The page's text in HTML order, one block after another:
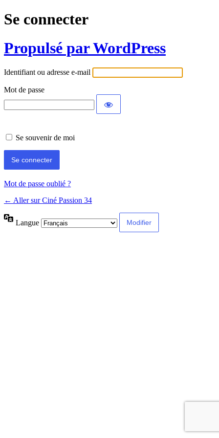
Se connecter
Propulsé par WordPress
Identifiant ou adresse e-mail
Mot de passe
Se souvenir de moi
Mot de passe oublié ?
← Aller sur Ciné Passion 34
Langue